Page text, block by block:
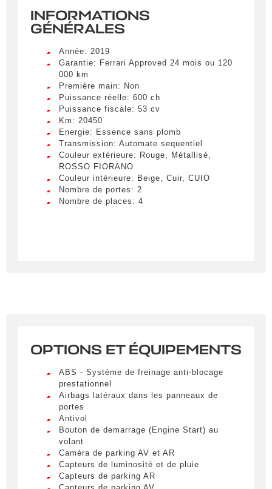
Remplissez le formulaire ci-dessous pour recevoir
une notification par e-mail dès qu’un véhicule
correspondant à vos critères sera disponible.
Civilité *
M.
LIVRAISON PARTOUT EN
FRANCE
INFORMATIONS
GÉNÉRALES
Année: 2019
Garantie: Ferrari Approved 24 mois ou 120
000 km
Première main: Non
Puissance réelle: 600 ch
Puissance fiscale: 53 cv
Km: 20450
Energie: Essence sans plomb
Transmission: Automate sequentiel
Couleur extérieure: Rouge, Métallisé,
ROSSO FIORANO
Couleur intérieure: Beige, Cuir, CUIO
Nombre de portes: 2
Nombre de places: 4
OPTIONS ET ÉQUIPEMENTS
ABS - Système de freinage anti-blocage
prestationnel
Airbags latéraux dans les panneaux de
portes
Antivol
Bouton de demarrage (Engine Start) au
volant
Caméra de parking AV et AR
Capteurs de luminosité et de pluie
Capteurs de parking AR